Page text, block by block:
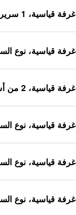
غرفة قياسية، 1 سرير توأم
غرفة قياسية، نوع
غرفة قياسية، 2 من أسرّة التوأم
غرفة قياسية، نوع
غرفة قياسية، نوع
غرفة قياسية، نوع